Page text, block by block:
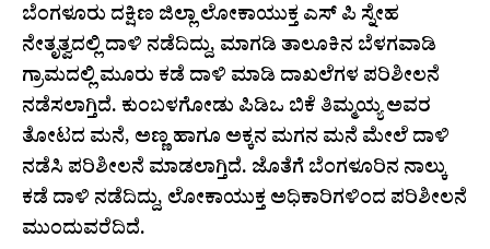
ಬೆಂಗಳೂರು ದಕ್ಷಿಣ ಜಿಲ್ಲಾ ಲೋಕಾಯುಕ್ತ ಎಸ್ ಪಿ ಸ್ನೇಹ
ನೇತೃತ್ವದಲ್ಲಿ ದಾಳಿ ನಡೆದಿದ್ದು, ಮಾಗಡಿ ತಾಲೂಕಿನ ಬೆಳಗವಾಡಿ
ಗ್ರಾಮದಲ್ಲಿ ಮೂರು ಕಡೆ ದಾಳಿ ಮಾಡಿ ದಾಖಲೆಗಳ ಪರಿಶೀಲನೆ
ನಡೆಸಲಾಗ್ತಿದೆ. ಕುಂಬಳಗೋಡು ಪಿಡಿಒ ಬಿಕೆ ತಿಮ್ಮಯ್ಯ ಅವರ
ತೋಟದ ಮನೆ, ಅಣ್ಣ ಹಾಗೂ ಅಕ್ಕನ ಮಗನ ಮನೆ ಮೇಲೆ ದಾಳಿ
ನಡೆಸಿ ಪರಿಶೀಲನೆ ಮಾಡಲಾಗ್ತಿದೆ. ಜೊತೆಗೆ ಬೆಂಗಳೂರಿನ ನಾಲ್ಕು
ಕಡೆ ದಾಳಿ ನಡೆದಿದ್ದು, ಲೋಕಾಯುಕ್ತ ಅಧಿಕಾರಿಗಳಿಂದ ಪರಿಶೀಲನೆ
ಮುಂದುವರೆದಿದೆ.